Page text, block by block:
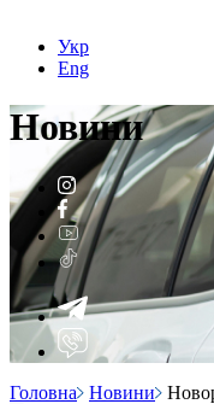
Укр
Eng
Новини
Головна Новини